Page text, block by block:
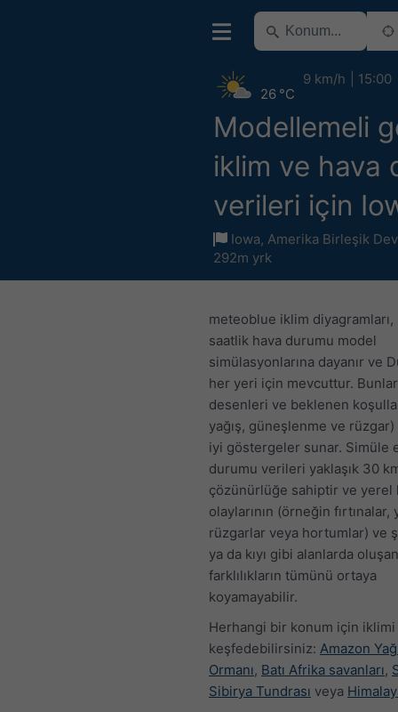
Modellemeli
iklim ve hava
verileri için
Iowa, Amerika Birleşik
292m yrk
26 °C
9 km/h 15:00
meteoblue iklim diyagramları,
saatlik hava durumu model
simülasyonlarına dayanır ve
her yeri için mevcuttur.
desenleri ve beklenen
yağış, güneşlenme ve rüzgar)
iyi göstergeler sunar. Simüle
durumu verileri yaklaşık 30
çözünürlüğe sahiptir ve yerel
olaylarının (örneğin fırtınalar,
rüzgarlar veya hortumlar) ve
ya da kıyı gibi alanlarda
farklılıkların tümünü ortaya
koyamayabilir.
Herhangi bir konum için iklimi
keşfedebilirsiniz: Amazon
Ormanı, Batı Afrika savanları,
Sibirya Tundrası veya